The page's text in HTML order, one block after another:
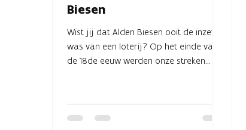
Biesen
Wist jij dat Alden Biesen ooit de inzet
was van een loterij? Op het einde van
de 18de eeuw werden onze streken